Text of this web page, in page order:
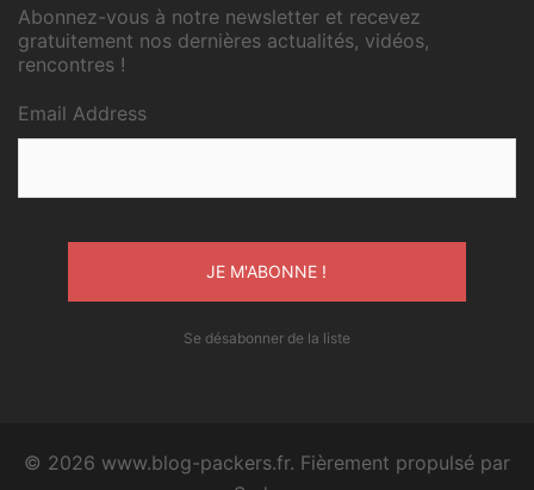
Abonnez-vous à notre newsletter et recevez
gratuitement nos dernières actualités, vidéos,
rencontres !
Email Address
Se désabonner de la liste
© 2026 www.blog-packers.fr. Fièrement propulsé par